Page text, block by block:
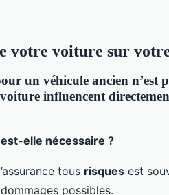
votre voiture sur
un véhicule ancien n’est
voiture influencent
elle nécessaire ?
tous risques est
possibles.